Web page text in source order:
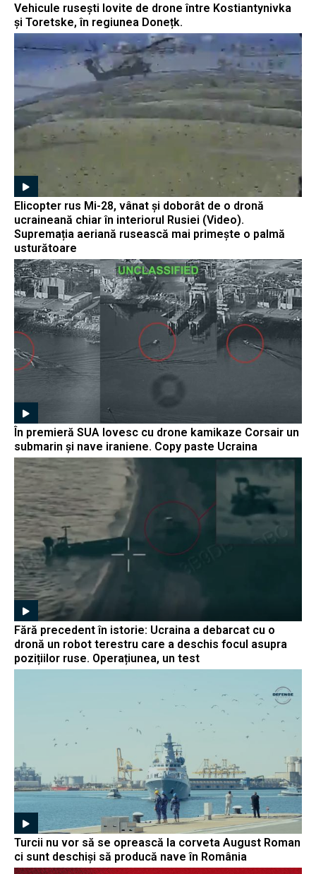
Vehicule rusești lovite de drone între Kostiantynivka
și Toretske, în regiunea Donețk.
Elicopter rus Mi-28, vânat și doborât de o dronă
ucraineană chiar în interiorul Rusiei (Video).
Supremația aeriană rusească mai primește o palmă
usturătoare
În premieră SUA lovesc cu drone kamikaze Corsair un
submarin și nave iraniene. Copy paste Ucraina
Fără precedent în istorie: Ucraina a debarcat cu o
dronă un robot terestru care a deschis focul asupra
pozițiilor ruse. Operațiunea, un test
Turcii nu vor să se oprească la corveta August Roman
ci sunt deschiși să producă nave în România